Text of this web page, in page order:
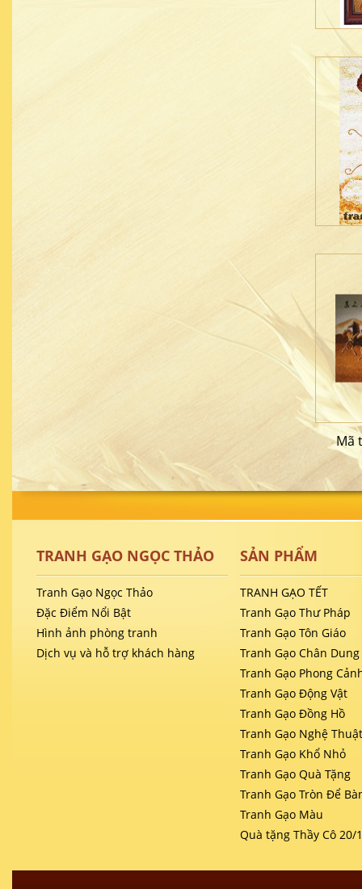
Mã
TRANH GẠO NGỌC THẢO
Tranh Gạo Ngọc Thảo
Đặc Điểm Nổi Bật
Hình ảnh phòng tranh
Dịch vụ và hỗ trợ khách hàng
SẢN PHẨM
TRANH GẠO TẾT
Tranh Gạo Thư Pháp
Tranh Gạo Tôn Giáo
Tranh Gạo Chân Dung
Tranh Gạo Phong
Tranh Gạo Động Vật
Tranh Gạo Đồng Hồ
Tranh Gạo Nghệ
Tranh Gạo Khổ Nhỏ
Tranh Gạo Quà Tặng
Tranh Gạo Tròn Để
Tranh Gạo Màu
Quà tặng Thầy Cô 20/